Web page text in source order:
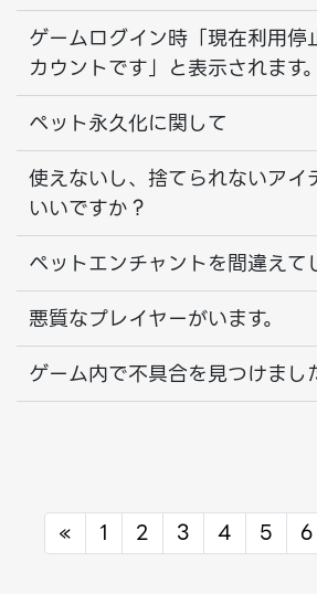
ゲームログイン時「現在利用停
カウントです」と表示されます。
ペット永久化に関して
使えないし、捨てられないアイ
いいですか？
ペットエンチャントを間違えて
悪質なプレイヤーがいます。
ゲーム内で不具合を見つけまし
« Previous
1 2 3 4 5 6